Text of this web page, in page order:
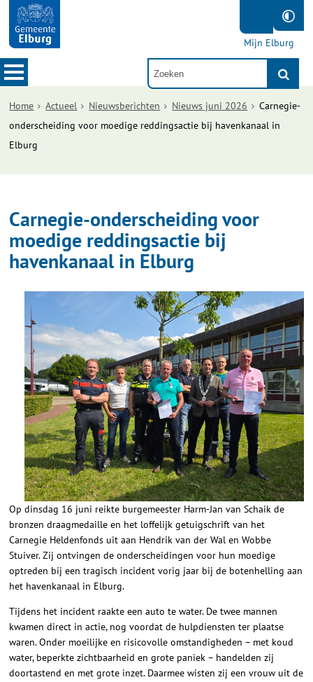
Mijn Elburg
Home Actueel Nieuwsberichten Nieuws juni 2026
Carnegie-
onderscheiding voor moedige reddingsactie bij havenkanaal in
Elburg
Carnegie-onderscheiding voor
moedige reddingsactie bij
havenkanaal in Elburg
Op dinsdag 16 juni reikte burgemeester Harm-Jan van Schaik de
bronzen draagmedaille en het loffelijk getuigschrift van het
Carnegie Heldenfonds uit aan Hendrik van der Wal en Wobbe
Stuiver. Zij ontvingen de onderscheidingen voor hun moedige
optreden bij een tragisch incident vorig jaar bij de botenhelling aan
het havenkanaal in Elburg.
Tijdens het incident raakte een auto te water. De twee mannen
kwamen direct in actie, nog voordat de hulpdiensten ter plaatse
waren. Onder moeilijke en risicovolle omstandigheden – met koud
water, beperkte zichtbaarheid en grote paniek – handelden zij
doortastend en met grote inzet. Daarmee wisten zij een vrouw uit de